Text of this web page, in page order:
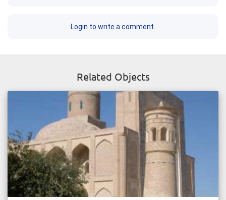
Login to write a comment.
Related Objects